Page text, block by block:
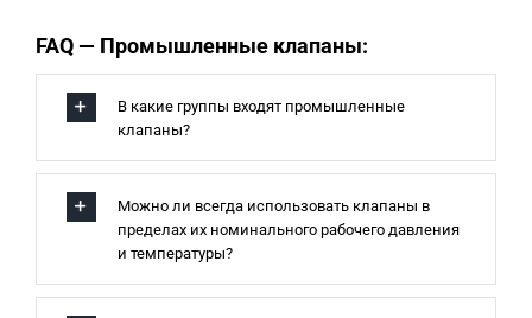
FAQ — Промышленные клапаны:
В какие группы входят промышленные
клапаны?
Можно ли всегда использовать клапаны в
пределах их номинального рабочего давления
и температуры?